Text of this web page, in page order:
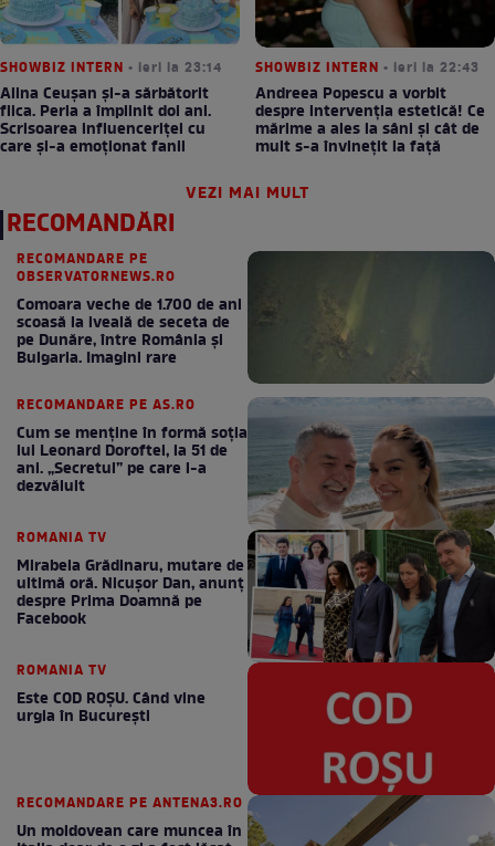
SHOWBIZ INTERN • ieri la 23:14
Alina Ceușan și-a sărbătorit
fiica. Perla a împlinit doi ani.
Scrisoarea influenceriței cu
care și-a emoționat fanii
SHOWBIZ INTERN • ieri la 22:43
Andreea Popescu a vorbit
despre intervenția estetică! Ce
mărime a ales la sâni și cât de
mult s-a învinețit la față
VEZI MAI MULT
RECOMANDĂRI
RECOMANDARE PE
OBSERVATORNEWS.RO
Comoara veche de 1.700 de ani
scoasă la iveală de seceta de
pe Dunăre, între România şi
Bulgaria. Imagini rare
RECOMANDARE PE AS.RO
Cum se menţine în formă soţia
lui Leonard Doroftei, la 51 de
ani. „Secretul” pe care l-a
dezvăluit
ROMANIA TV
Mirabela Grădinaru, mutare de
ultimă oră. Nicuşor Dan, anunţ
despre Prima Doamnă pe
Facebook
ROMANIA TV
Este COD ROŞU. Când vine
urgia în Bucureşti
RECOMANDARE PE ANTENA3.RO
Un moldovean care muncea în